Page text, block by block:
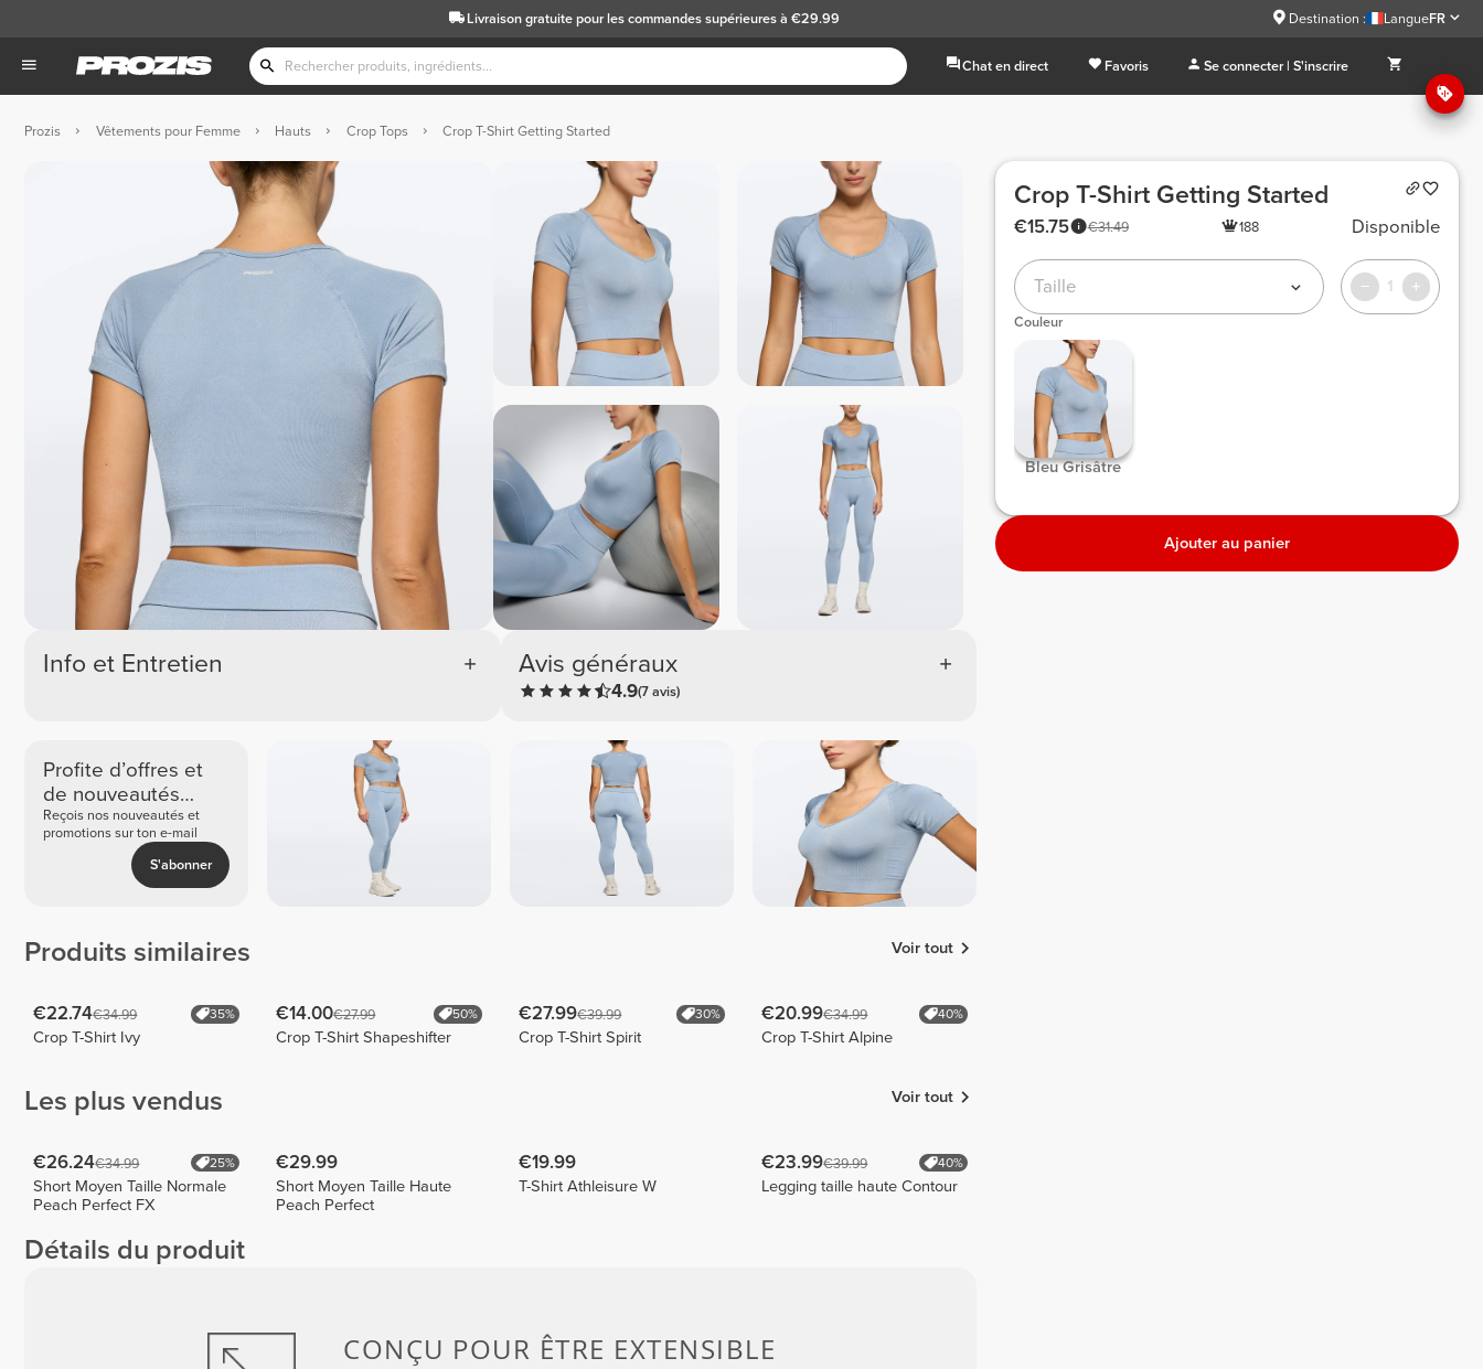
Livraison gratuitepour les commandes supérieures à €29.99 Destination : LangueFR
Chat en direct Favoris Se connecter | S'inscrire
Prozis Vêtements pour Femme Hauts Crop Tops Crop T-Shirt Getting Started
Info et Entretien Avis généraux
4.9(7 avis)
Profite d’offres et
de nouveautés
exclusives
Reçois nos nouveautés et
promotions sur ton e-mail
S'abonner
Produits similaires Voir tout
€22.74€34.99 35%
Crop T-Shirt Ivy
€14.00€27.99 50%
Crop T-Shirt Shapeshifter
€27.99€39.99 30%
Crop T-Shirt Spirit
€20.99€34.99 40%
Crop T-Shirt Alpine
Les plus vendus Voir tout
€26.24€34.99 25%
Short Moyen Taille Normale
Peach Perfect FX
€29.99
Short Moyen Taille Haute
Peach Perfect
€19.99
T-Shirt Athleisure W
€23.99€39.99 40%
Legging taille haute Contour
Détails du produit
CONÇU POUR ÊTRE EXTENSIBLE
Crop T-Shirt Getting Started
€31.49
€15.75 188 Disponible
Taille 1
Couleur
Bleu Grisâtre
Ajouter au panier